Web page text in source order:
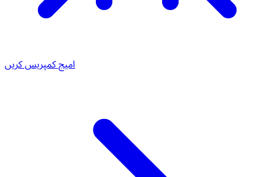
امیج کمپریس کریں